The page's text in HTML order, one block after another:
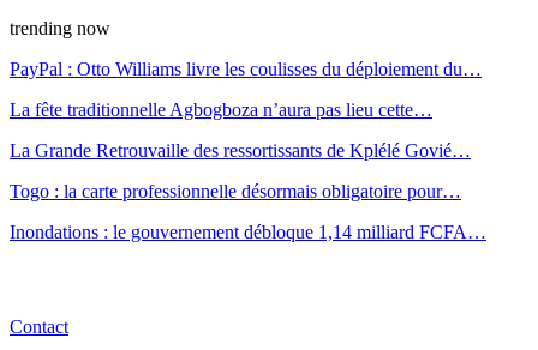
trending now
PayPal : Otto Williams livre les coulisses du déploiement du…
La fête traditionnelle Agbogboza n’aura pas lieu cette…
La Grande Retrouvaille des ressortissants de Kplélé Govié…
Togo : la carte professionnelle désormais obligatoire pour…
Inondations : le gouvernement débloque 1,14 milliard FCFA…
Contact